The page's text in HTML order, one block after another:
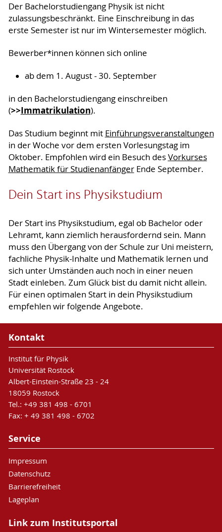
Der Bachelorstudiengang Physik ist nicht
zulassungsbeschränkt. Eine Einschreibung in das
erste Semester ist nur im Wintersemester möglich.
Bewerber*innen können sich online
ab dem 1. August - 30. September
in den Bachelorstudiengang einschreiben
(>>Immatrikulation).
Das Studium beginnt mit Einführungsveranstaltungen
in der Woche vor dem ersten Vorlesungstag im
Oktober. Empfohlen wird ein Besuch desVorkurses
Mathematik für StudienanfängerEnde September.
Dein Start ins Physikstudium
Der Start ins Physikstudium, egal ob Bachelor oder
Lehramt, kann ziemlich herausfordernd sein. Mann
muss den Übergang von der Schule zur Uni meistern,
fachliche Physik-Inhalte und Mathematik lernen und
sich unter Umständen auch noch in einer neuen
Stadt einleben. Zum Glück bist du damit nicht allein.
Für einen optimalen Start in dein Physikstudium
empfehlen wir folgende Angebote.
Kontakt
Institut für Physik
Universität Rostock
Albert-Einstein-Straße 23 - 24
18059 Rostock
Tel.: +49 381 498 - 6701
Fax: + 49 381 498 - 6702
Service
Impressum
Datenschutz
Barrierefreiheit
Lageplan
Link zum Institutsportal